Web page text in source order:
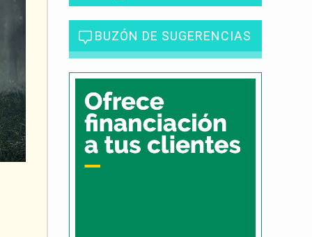
BUZÓN DE SUGERENCIAS